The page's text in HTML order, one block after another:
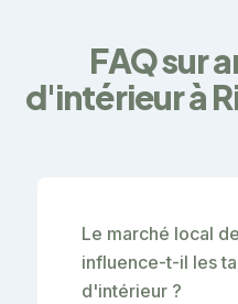
FAQ sur
d'intérieur à
Le marché local
influence-t-il les
d'intérieur ?